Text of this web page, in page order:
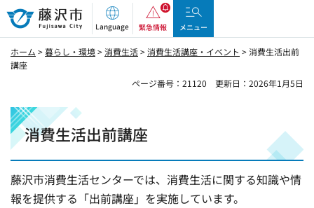
藤沢市
Language 緊急情報 メニュー
ホーム >暮らし・環境>消費生活>消費生活講座・イベント > 消費生活出前
講座
ページ番号：21120
更新日：2026年1月5日
消費生活出前講座
藤沢市消費生活センターでは、消費生活に関する知識や情
報を提供する「出前講座」を実施しています。